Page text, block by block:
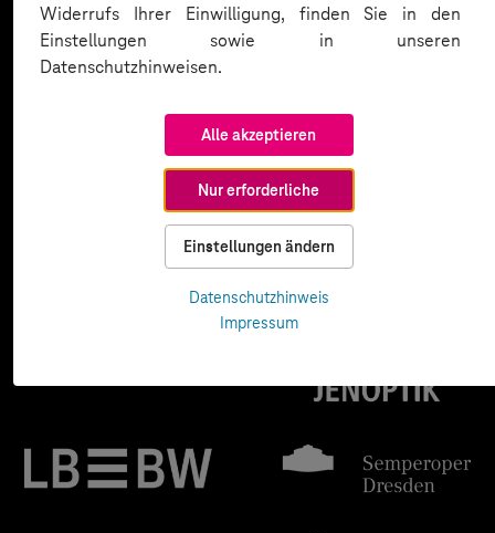
Widerrufs Ihrer Einwilligung, finden Sie in den
Einstellungen sowie in unseren
Datenschutzhinweisen.
Alle akzeptieren
Nur erforderliche
Einstellungen ändern
Datenschutzhinweis
Impressum